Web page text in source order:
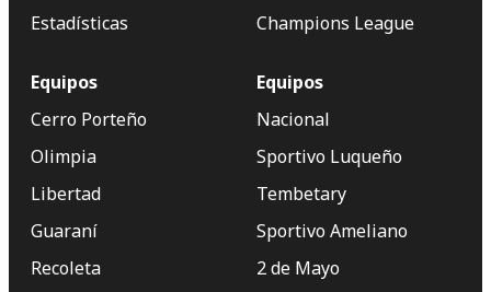
Estadísticas
Champions League
Equipos
Cerro Porteño
Olimpia
Libertad
Guaraní
Recoleta
Equipos
Nacional
Sportivo Luqueño
Tembetary
Sportivo Ameliano
2 de Mayo